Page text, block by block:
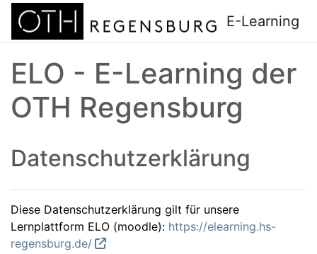
Zum Hauptinhalt
E-Learning
ELO - E-Learning der
OTH Regensburg
Datenschutzerklärung
Diese Datenschutzerklärung gilt für unsere
Lernplattform ELO (moodle): https://elearning.hs-
regensburg.de/